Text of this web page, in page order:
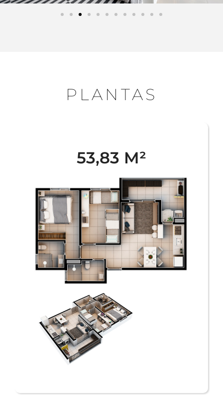
PLANTAS
53,83 M²